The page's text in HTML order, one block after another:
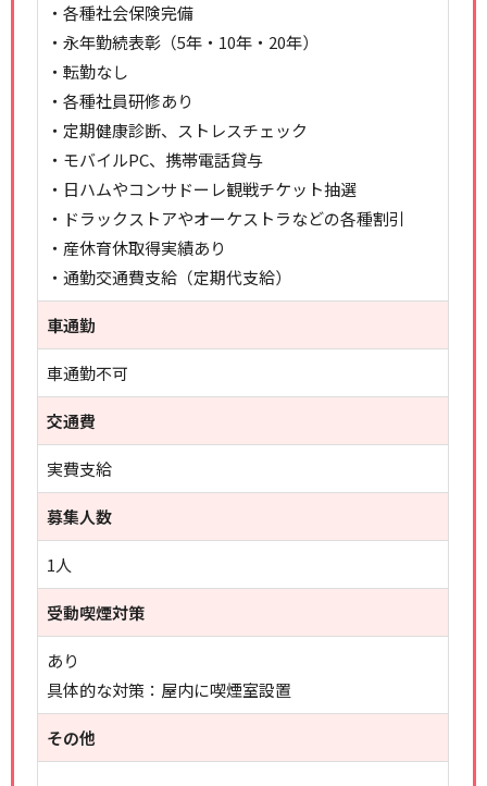
・各種社会保険完備
・永年勤続表彰（5年・10年・20年）
・転勤なし
・各種社員研修あり
・定期健康診断、ストレスチェック
・モバイルPC、携帯電話貸与
・日ハムやコンサドーレ観戦チケット抽選
・ドラックストアやオーケストラなどの各種割引
・産休育休取得実績あり
・通勤交通費支給（定期代支給）
車通勤
車通勤不可
交通費
実費支給
募集人数
1人
受動喫煙対策
あり
具体的な対策：屋内に喫煙室設置
その他